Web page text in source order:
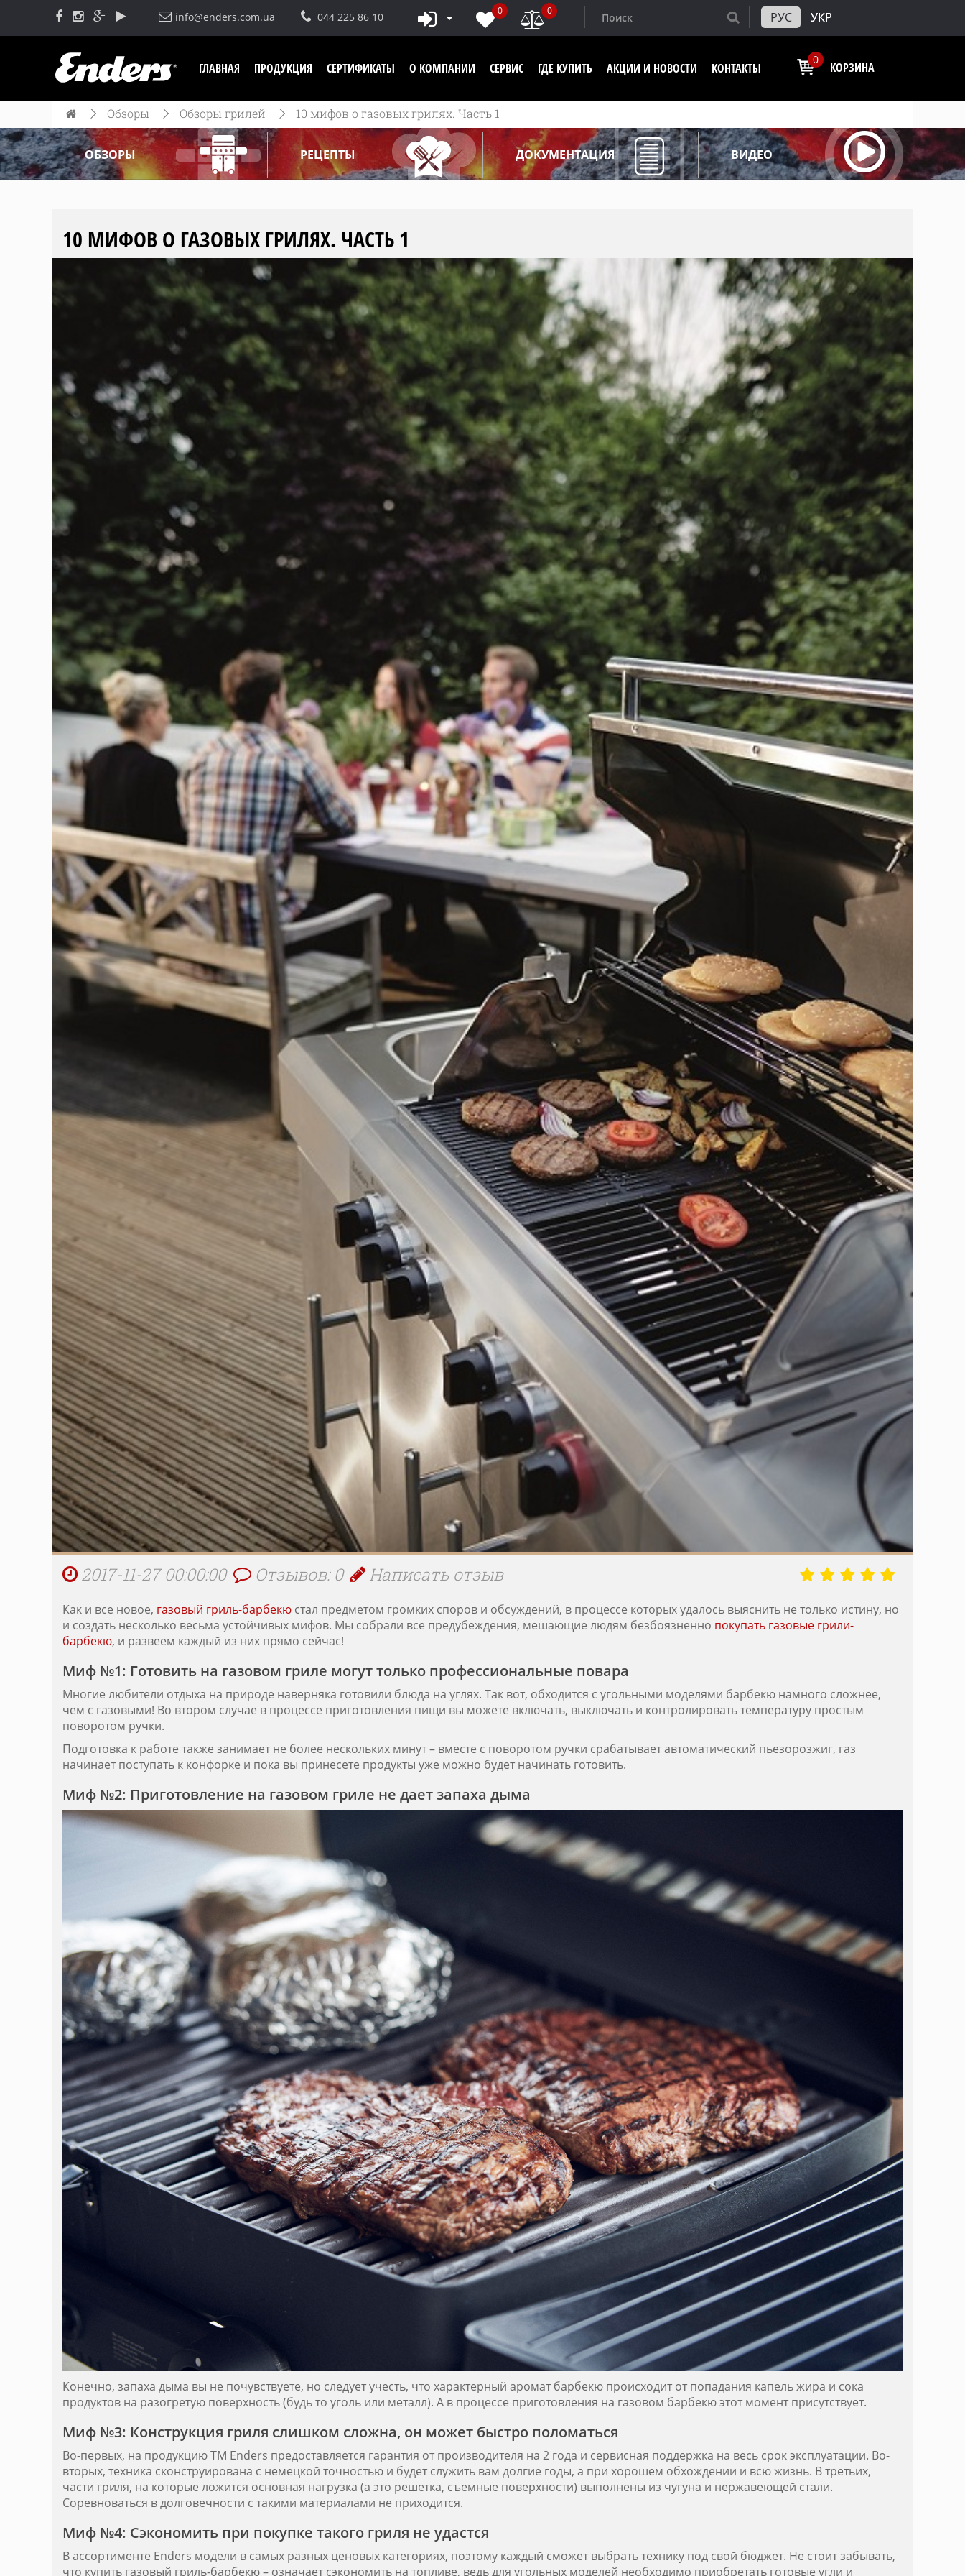
info@enders.com.ua 044 225 86 10 0 0 РУС УКР
ГЛАВНАЯ ПРОДУКЦИЯ СЕРТИФИКАТЫ О КОМПАНИИ СЕРВИС ГДЕ КУПИТЬ АКЦИИ И НОВОСТИ КОНТАКТЫ
0
КОРЗИНА
Обзоры Обзоры грилей 10 мифов о газовых грилях. Часть 1
ОБЗОРЫ РЕЦЕПТЫ ДОКУМЕНТАЦИЯ ВИДЕО
10 МИФОВ О ГАЗОВЫХ ГРИЛЯХ. ЧАСТЬ 1
2017-11-27 00:00:00 Отзывов: 0 Написать отзыв
Как и все новое, газовый гриль-барбекю стал предметом громких споров и обсуждений, в процессе которых удалось выяснить не только истину, но
и создать несколько весьма устойчивых мифов. Мы собрали все предубеждения, мешающие людям безбоязненно покупать газовые грили-
барбекю, и развеем каждый из них прямо сейчас!
Миф №1: Готовить на газовом гриле могут только профессиональные повара
Многие любители отдыха на природе наверняка готовили блюда на углях. Так вот, обходится с угольными моделями барбекю намного сложнее,
чем с газовыми! Во втором случае в процессе приготовления пищи вы можете включать, выключать и контролировать температуру простым
поворотом ручки.
Подготовка к работе также занимает не более нескольких минут – вместе с поворотом ручки срабатывает автоматический пьезорозжиг, газ
начинает поступать к конфорке и пока вы принесете продукты уже можно будет начинать готовить.
Миф №2: Приготовление на газовом гриле не дает запаха дыма
Конечно, запаха дыма вы не почувствуете, но следует учесть, что характерный аромат барбекю происходит от попадания капель жира и сока
продуктов на разогретую поверхность (будь то уголь или металл). А в процессе приготовления на газовом барбекю этот момент присутствует.
Миф №3: Конструкция гриля слишком сложна, он может быстро поломаться
Во-первых, на продукцию ТМ Enders предоставляется гарантия от производителя на 2 года и сервисная поддержка на весь срок эксплуатации. Во-
вторых, техника сконструирована с немецкой точностью и будет служить вам долгие годы, а при хорошем обхождении и всю жизнь. В третьих,
части гриля, на которые ложится основная нагрузка (а это решетка, съемные поверхности) выполнены из чугуна и нержавеющей стали.
Соревноваться в долговечности с такими материалами не приходится.
Миф №4: Сэкономить при покупке такого гриля не удастся
В ассортименте Enders модели в самых разных ценовых категориях, поэтому каждый сможет выбрать технику под свой бюджет. Не стоит забывать,
что купить газовый гриль-барбекю – означает сэкономить на топливе, ведь для угольных моделей необходимо приобретать готовые угли и